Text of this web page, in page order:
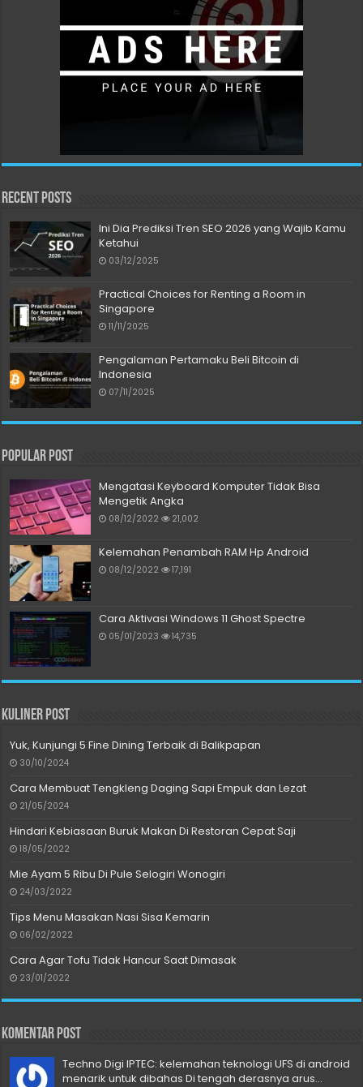
Recent Posts
Ini Dia Prediksi Tren SEO 2026 yang Wajib Kamu
Ketahui
03/12/2025
Practical Choices for Renting a Room in
Singapore
11/11/2025
Pengalaman Pertamaku Beli Bitcoin di
Indonesia
07/11/2025
Popular Post
Mengatasi Keyboard Komputer Tidak Bisa
Mengetik Angka
08/12/2022 21,002
Kelemahan Penambah RAM Hp Android
08/12/2022 17,191
Cara Aktivasi Windows 11 Ghost Spectre
05/01/2023 14,735
Kuliner Post
Yuk, Kunjungi 5 Fine Dining Terbaik di Balikpapan
30/10/2024
Cara Membuat Tengkleng Daging Sapi Empuk dan Lezat
21/05/2024
Hindari Kebiasaan Buruk Makan Di Restoran Cepat Saji
18/05/2022
Mie Ayam 5 Ribu Di Pule Selogiri Wonogiri
24/03/2022
Tips Menu Masakan Nasi Sisa Kemarin
06/02/2022
Cara Agar Tofu Tidak Hancur Saat Dimasak
23/01/2022
Komentar Post
Techno Digi IPTEC: kelemahan teknologi UFS di android
menarik untuk dibahas Di tengah derasnya arus...